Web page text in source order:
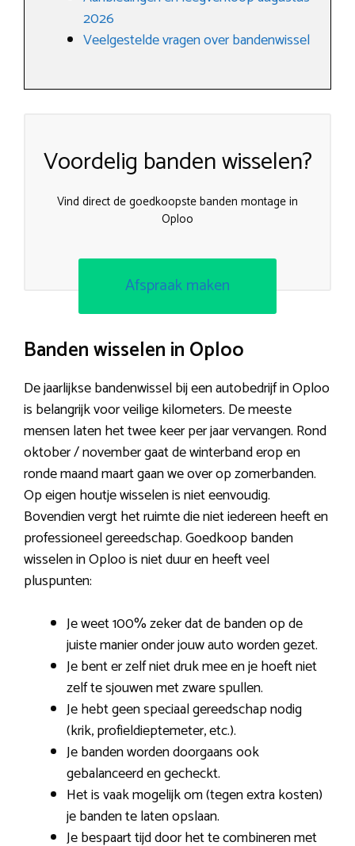
2026
Veelgestelde vragen over bandenwissel
Voordelig banden wisselen?
Vind direct de goedkoopste banden montage in
Oploo
Afspraak maken
Banden wisselen in Oploo
De jaarlijkse bandenwissel bij een autobedrijf in Oploo
is belangrijk voor veilige kilometers. De meeste
mensen laten het twee keer per jaar vervangen. Rond
oktober / november gaat de winterband erop en
ronde maand maart gaan we over op zomerbanden.
Op eigen houtje wisselen is niet eenvoudig.
Bovendien vergt het ruimte die niet iedereen heeft en
professioneel gereedschap. Goedkoop banden
wisselen in Oploo is niet duur en heeft veel
pluspunten:
Je weet 100% zeker dat de banden op de
juiste manier onder jouw auto worden gezet.
Je bent er zelf niet druk mee en je hoeft niet
zelf te sjouwen met zware spullen.
Je hebt geen speciaal gereedschap nodig
(krik, profieldieptemeter, etc.).
Je banden worden doorgaans ook
gebalanceerd en gecheckt.
Het is vaak mogelijk om (tegen extra kosten)
je banden te laten opslaan.
Je bespaart tijd door het te combineren met